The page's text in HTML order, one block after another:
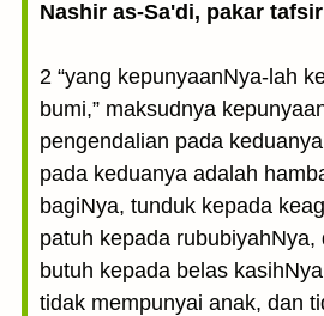
Nashir as-Sa'di, pakar
2 “yang kepunyaanNya-lah
bumi,” maksudnya
pengendalian pada
pada keduanya adalah
bagiNya, tunduk kepada
patuh kepada
butuh kepada belas
tidak mempunyai anak, dan